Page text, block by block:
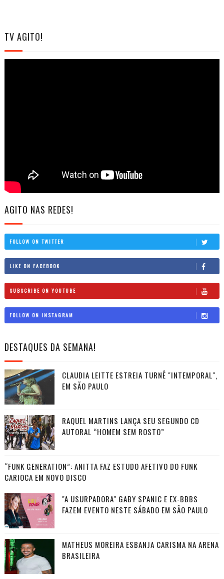
TV AGITO!
AGITO NAS REDES!
FOLLOW ON TWITTER
LIKE ON FACEBOOK
SUBSCRIBE ON YOUTUBE
FOLLOW ON INSTAGRAM
DESTAQUES DA SEMANA!
CLAUDIA LEITTE ESTREIA TURNÊ "INTEMPORAL",
EM SÃO PAULO
RAQUEL MARTINS LANÇA SEU SEGUNDO CD
AUTORAL “HOMEM SEM ROSTO”
“FUNK GENERATION”: ANITTA FAZ ESTUDO AFETIVO DO FUNK
CARIOCA EM NOVO DISCO
"A USURPADORA" GABY SPANIC E EX-BBBS
FAZEM EVENTO NESTE SÁBADO EM SÃO PAULO
MATHEUS MOREIRA ESBANJA CARISMA NA ARENA
BRASILEIRA